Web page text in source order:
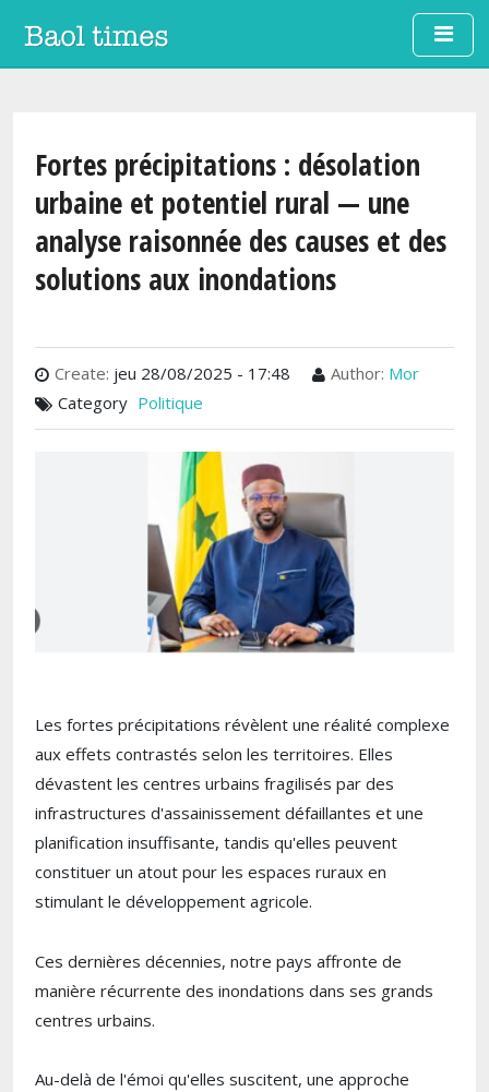
Aller au contenu principal
Fortes précipitations : désolation
urbaine et potentiel rural — une
analyse raisonnée des causes et des
solutions aux inondations
Create: jeu 28/08/2025 - 17:48 Author: Mor
Category Politique
Les fortes précipitations révèlent une réalité complexe
aux effets contrastés selon les territoires. Elles
dévastent les centres urbains fragilisés par des
infrastructures d'assainissement défaillantes et une
planification insuffisante, tandis qu'elles peuvent
constituer un atout pour les espaces ruraux en
stimulant le développement agricole.
Ces dernières décennies, notre pays affronte de
manière récurrente des inondations dans ses grands
centres urbains.
Au-delà de l'émoi qu'elles suscitent, une approche